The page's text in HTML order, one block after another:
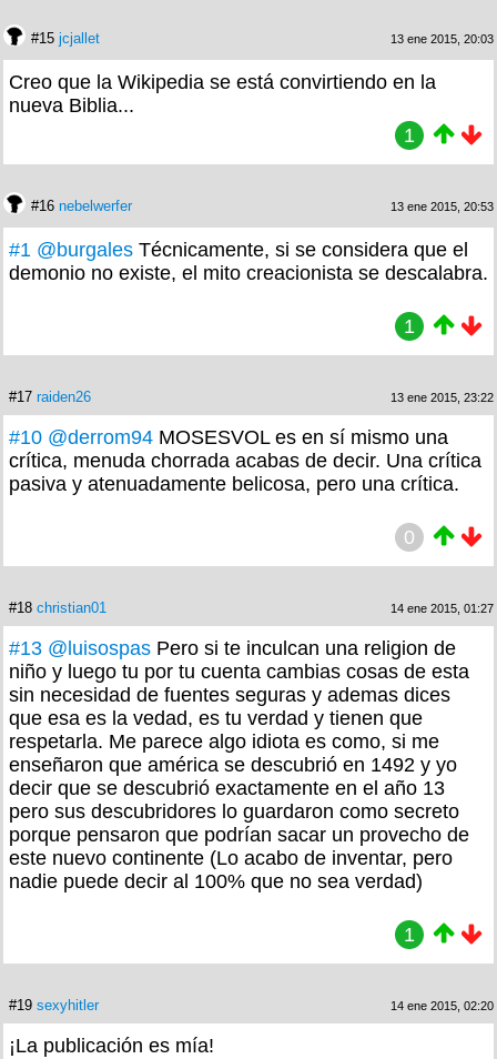
#15 jcjallet 13 ene 2015, 20:03
Creo que la Wikipedia se está convirtiendo en la
nueva Biblia...
1
#16 nebelwerfer 13 ene 2015, 20:53
#1 @burgales Técnicamente, si se considera que el
demonio no existe, el mito creacionista se descalabra.
1
#17 raiden26 13 ene 2015, 23:22
#10 @derrom94 MOSESVOL es en sí mismo una
crítica, menuda chorrada acabas de decir. Una crítica
pasiva y atenuadamente belicosa, pero una crítica.
0
#18 christian01 14 ene 2015, 01:27
#13 @luisospas Pero si te inculcan una religion de
niño y luego tu por tu cuenta cambias cosas de esta
sin necesidad de fuentes seguras y ademas dices
que esa es la vedad, es tu verdad y tienen que
respetarla. Me parece algo idiota es como, si me
enseñaron que américa se descubrió en 1492 y yo
decir que se descubrió exactamente en el año 13
pero sus descubridores lo guardaron como secreto
porque pensaron que podrían sacar un provecho de
este nuevo continente (Lo acabo de inventar, pero
nadie puede decir al 100% que no sea verdad)
1
#19 sexyhitler 14 ene 2015, 02:20
¡La publicación es mía!